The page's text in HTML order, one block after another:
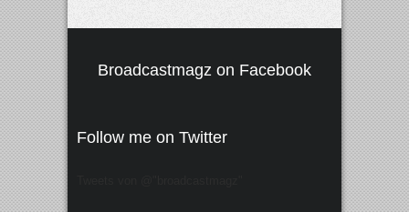
Broadcastmagz on Facebook
Follow me on Twitter